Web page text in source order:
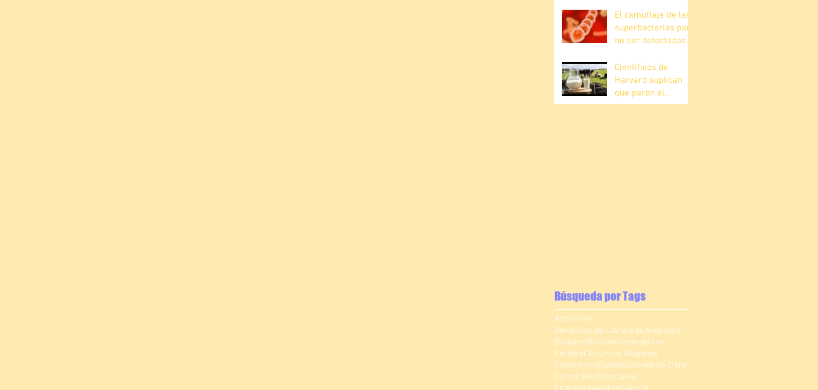
El camuflaje de las
superbacterias para
no ser detectadas
Científicos de
Harvard suplican
que paren el
consumo de leche
Búsqueda por Tags
Alzheimer
Beneficios del Cloruro de Magnesio
BloqueosBloqueos energéticos
CerebroCloruro de Magnesio
ConscienciaDiabetesDióxido de Cloro
Dormir bienEmociones